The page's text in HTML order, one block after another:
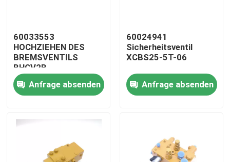
Startseite
Produkte
Über uns
60033553
HOCHZIEHEN DES
BREMSVENTILS
BHCV2B
Anfrage absenden
60024941
Sicherheitsventil
XCBS25-5T-06
Anfrage absenden